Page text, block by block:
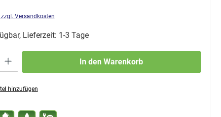
Versandkosten
Lieferzeit: 1-3 Tage
In den Warenkorb
hinzufügen